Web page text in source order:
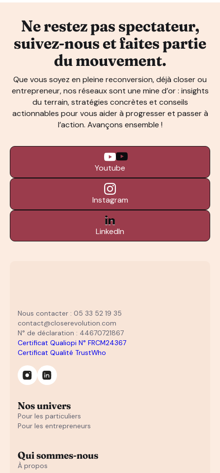
Ne restez pas spectateur,
suivez-nous et faites partie
du mouvement.
Que vous soyez en pleine reconversion, déjà closer ou
entrepreneur, nos réseaux sont une mine d’or : insights
du terrain, stratégies concrètes et conseils
actionnables pour vous aider à progresser et passer à
l’action. Avançons ensemble !
Youtube
Instagram
LinkedIn
Nous contacter : 05 33 52 19 35
contact@closerevolution.com
N° de déclaration : 44670721867
Certificat Qualiopi N° FRCM24367
Certificat Qualité TrustWho
Nos univers
Pour les particuliers
Pour les entrepreneurs
Qui sommes-nous
À propos